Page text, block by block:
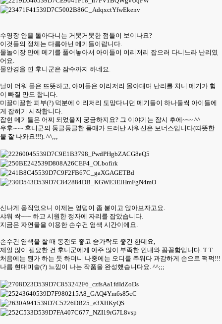
수영장 안을 돌아다니는 거뭇거뭇한 점들이 보이나요?
이것들의 정체는 다름아닌 메기들이랍니다.
물놀이장 안에 메기를 풀어놓아서 아이들이 이리저리 잡으러 다니느라 난리였
어요.
물안경을 낀 후니군은 잠수까지 하네요.
날이 더워 물은 뜨뜻하고, 아이들은 이리저리 몰아대며 난리를 치니 메기가 힘
이 빠질 만도 합니다.
미끌미끌한 피부(?) 덕분에 이리저리 도망다니던 메기들이 하나둘씩 아이들에
게 잡히기 시작합니다.
잡힌 메기들은 어찌 되었을지 궁금하지요? 그 이야기는 잠시 후에~~~ ^^
우후~~~ 후니군의 둥글둥글한 몸매가 드러난 샤워신은 보너스입니다(따뜻한
물 잘 나와요!!!). ^^;;;
신나게 움직였으니 이제는 엉덩이 좀 붙이고 앉아보자고요.
샤워 싹~~~ 하고 시원한 정자에 자리를 잡았습니다.
지금은 자연물을 이용한 손수건 염색 시간이에요.
손수건 염색을 할 때 동전도 좋고 숟가락도 좋긴 한데요,
제일 많이 필요한 건 후니군에게 아주 많이 부족한 인내와 꼼꼼함입니다. T T
처음에는 뭔가 하는 듯 하더니 나중에는 오디를 주워다 과감하게 손으로 퍽퍽!!!
나름 현대미술(?) 느낌이 나는 작품을 완성했습니다요. ^^;;;